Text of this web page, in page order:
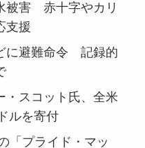
被害 赤十字やカリ
支援
に避難命令 記録的
・スコット氏、全米
ルを寄付
「プライド・マッ